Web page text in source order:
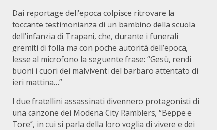
Dai reportage dell’epoca colpisce ritrovare la
toccante testimonianza di un bambino della scuola
dell’infanzia di Trapani, che, durante i funerali
gremiti di folla ma con poche autorità dell’epoca,
lesse al microfono la seguente frase: “Gesù, rendi
buoni i cuori dei malviventi del barbaro attentato di
ieri mattina…”
I due fratellini assassinati divennero protagonisti di
una canzone dei Modena City Ramblers, “Beppe e
Tore”, in cui si parla della loro voglia di vivere e dei